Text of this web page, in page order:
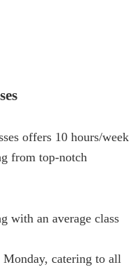
offers 10 hours/week
from top-notch
with an average class
Monday, catering to all